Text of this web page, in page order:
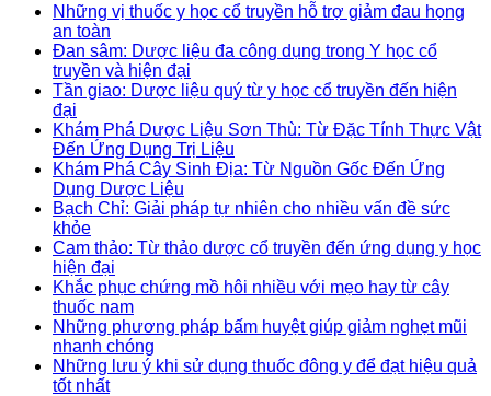
Những vị thuốc y học cổ truyền hỗ trợ giảm đau họng
an toàn
Đan sâm: Dược liệu đa công dụng trong Y học cổ
truyền và hiện đại
Tần giao: Dược liệu quý từ y học cổ truyền đến hiện
đại
Khám Phá Dược Liệu Sơn Thù: Từ Đặc Tính Thực Vật
Đến Ứng Dụng Trị Liệu
Khám Phá Cây Sinh Địa: Từ Nguồn Gốc Đến Ứng
Dụng Dược Liệu
Bạch Chỉ: Giải pháp tự nhiên cho nhiều vấn đề sức
khỏe
Cam thảo: Từ thảo dược cổ truyền đến ứng dụng y học
hiện đại
Khắc phục chứng mồ hôi nhiều với mẹo hay từ cây
thuốc nam
Những phương pháp bấm huyệt giúp giảm nghẹt mũi
nhanh chóng
Những lưu ý khi sử dụng thuốc đông y để đạt hiệu quả
tốt nhất